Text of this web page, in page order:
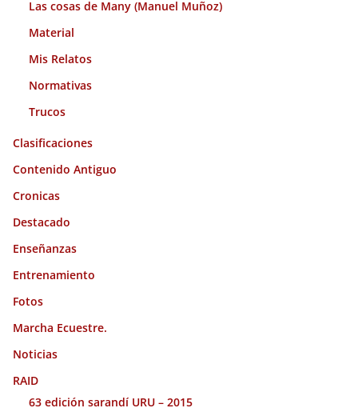
Las cosas de Many (Manuel Muñoz)
Material
Mis Relatos
Normativas
Trucos
Clasificaciones
Contenido Antiguo
Cronicas
Destacado
Enseñanzas
Entrenamiento
Fotos
Marcha Ecuestre.
Noticias
RAID
63 edición sarandí URU – 2015